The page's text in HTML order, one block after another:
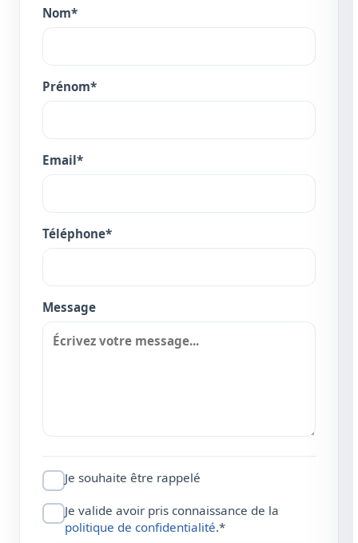
Nom*
Prénom*
Email*
Téléphone*
Message
Je souhaite être rappelé
Je valide avoir pris connaissance de la
politique de confidentialité.*